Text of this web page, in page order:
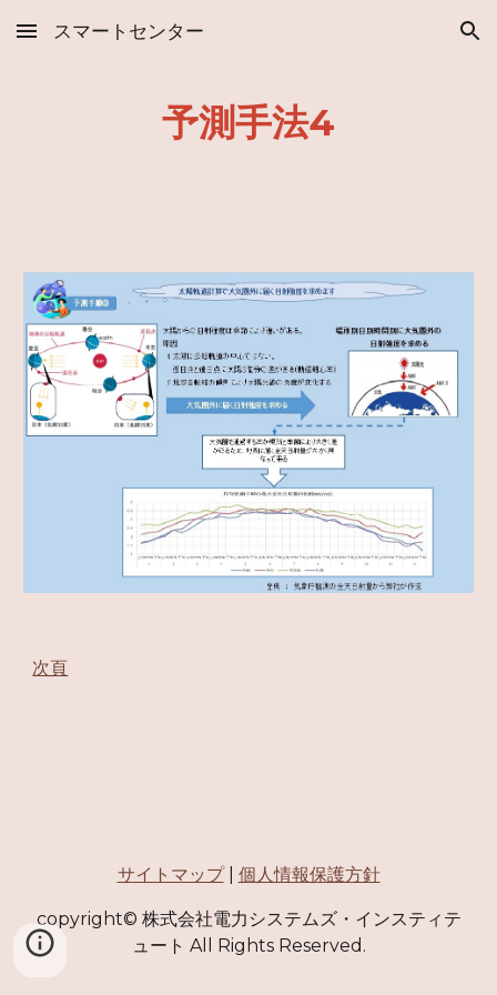
Skip to main content Skip to navigation
スマートセンター
予測手法4
次頁
サイトマップ| 個人情報保護方針
copyright© 株式会社電力システムズ・インスティテ
ュート All Rights Reserved.